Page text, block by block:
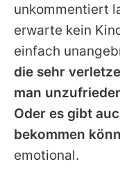
unkommentiert
erwarte kein
einfach
die sehr
man
Oder es gibt
bekommen
emotional.